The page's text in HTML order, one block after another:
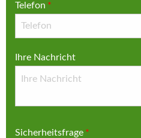
Telefon *
Ihre Nachricht
Sicherheitsfrage *